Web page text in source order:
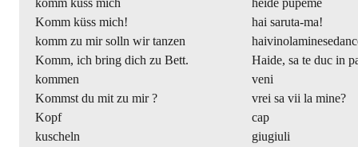
Komm küss mich!
hai saruta-ma!
komm zu mir solln wir tanzen
Komm, ich bring dich zu Bett.
Haide, sa te duc in
kommen
veni
Kommst du mit zu mir ?
vrei sa vii la mine?
Kopf
cap
kuscheln
giugiuli